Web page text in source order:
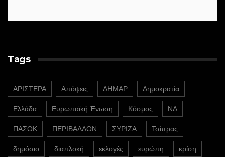
Tags
ΑΡΙΣΤΕΡΑ Απόψεις ΔΗΜΑΡ Δημοκρατία
Ελλάδα Ευρωπαϊκή Ένωση Κόσμος ΝΔ
ΠΑΣΟΚ ΠΕΡΙΒΑΛΛΟΝ ΣΥΡΙΖΑ Τσίπρας
δημόσιο διαπλοκή εκλογές ευρώπη κρίση